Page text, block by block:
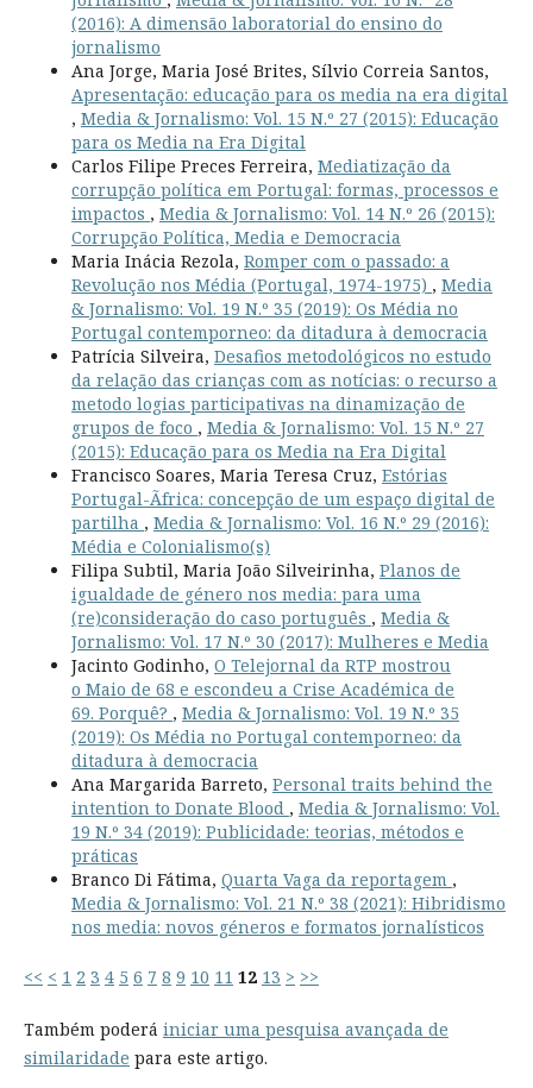
(2016): A dimensão laboratorial do ensino do
jornalismo
Ana Jorge, Maria José Brites, Sílvio Correia Santos,
Apresentação: educação para os media na era digital
, Media & Jornalismo: Vol. 15 N.º 27 (2015): Educação
para os Media na Era Digital
Carlos Filipe Preces Ferreira, Mediatização da
corrupção política em Portugal: formas, processos e
impactos , Media & Jornalismo: Vol. 14 N.º 26 (2015):
Corrupção Política, Media e Democracia
Maria Inácia Rezola, Romper com o passado: a
Revolução nos Média (Portugal, 1974-1975) , Media
& Jornalismo: Vol. 19 N.º 35 (2019): Os Média no
Portugal contemporneo: da ditadura à democracia
Patrícia Silveira, Desafios metodológicos no estudo
da relação das crianças com as notícias: o recurso a
metodo logias participativas na dinamização de
grupos de foco , Media & Jornalismo: Vol. 15 N.º 27
(2015): Educação para os Media na Era Digital
Francisco Soares, Maria Teresa Cruz, Estórias
Portugal-Ãfrica: concepção de um espaço digital de
partilha , Media & Jornalismo: Vol. 16 N.º 29 (2016):
Média e Colonialismo(s)
Filipa Subtil, Maria João Silveirinha, Planos de
igualdade de género nos media: para uma
(re)consideração do caso português , Media &
Jornalismo: Vol. 17 N.º 30 (2017): Mulheres e Media
Jacinto Godinho, O Telejornal da RTP mostrou
o Maio de 68 e escondeu a Crise Académica de
69. Porquê? , Media & Jornalismo: Vol. 19 N.º 35
(2019): Os Média no Portugal contemporneo: da
ditadura à democracia
Ana Margarida Barreto, Personal traits behind the
intention to Donate Blood , Media & Jornalismo: Vol.
19 N.º 34 (2019): Publicidade: teorias, métodos e
práticas
Branco Di Fátima, Quarta Vaga da reportagem ,
Media & Jornalismo: Vol. 21 N.º 38 (2021): Hibridismo
nos media: novos géneros e formatos jornalísticos
<< < 1 2 3 4 5 6 7 8 9 10 11 12 13 > >>
Também poderá iniciar uma pesquisa avançada de
similaridade para este artigo.